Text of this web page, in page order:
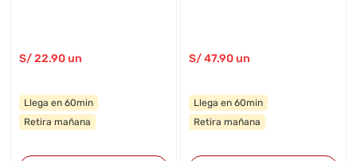
S/22.90 un
Llega en 60min
Retira mañana
S/47.90un
Llega en 60min
Retira mañana